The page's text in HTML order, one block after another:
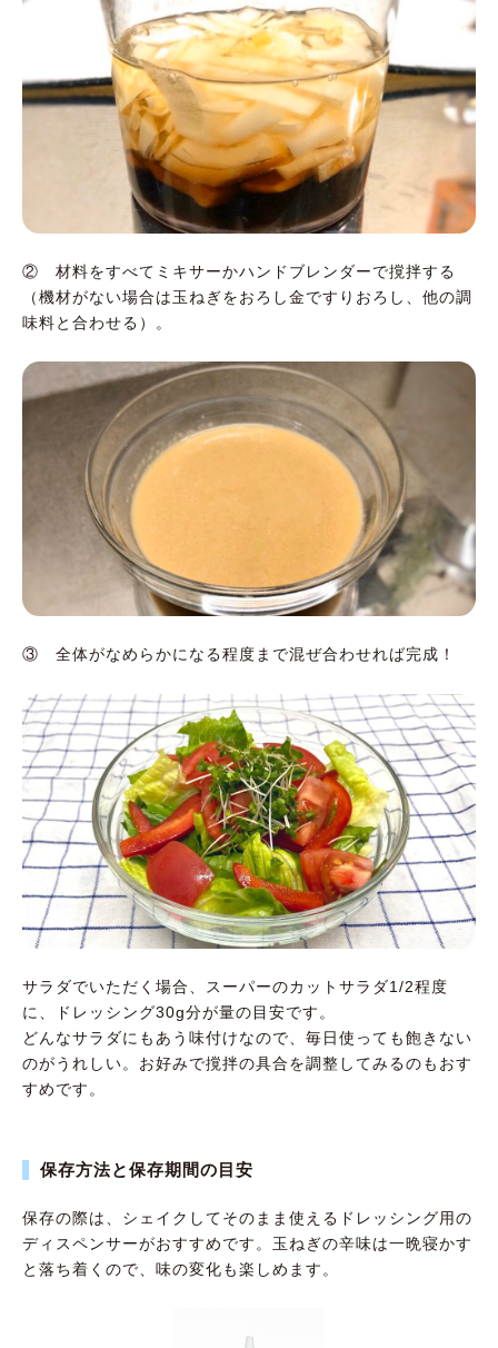
② 材料をすべてミキサーかハンドブレンダーで撹拌する
（機材がない場合は玉ねぎをおろし金ですりおろし、他の調
味料と合わせる）。
③ 全体がなめらかになる程度まで混ぜ合わせれば完成！
サラダでいただく場合、スーパーのカットサラダ1/2程度
に、ドレッシング30g分が量の目安です。
どんなサラダにもあう味付けなので、毎日使っても飽きない
のがうれしい。お好みで撹拌の具合を調整してみるのもおす
すめです。
保存方法と保存期間の目安
保存の際は、シェイクしてそのまま使えるドレッシング用の
ディスペンサーがおすすめです。玉ねぎの辛味は一晩寝かす
と落ち着くので、味の変化も楽しめます。